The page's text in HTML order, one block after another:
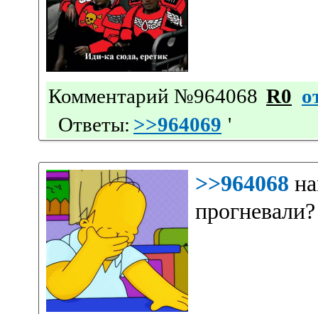
Комментарий №964068 R0
Ответы: >>964069 '
>>964068
прогневали?